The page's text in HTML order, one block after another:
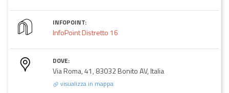
INFOPOINT:
InfoPoint Distretto 16
DOVE:
Via Roma, 41, 83032 Bonito AV, Italia
visualizza in mappa